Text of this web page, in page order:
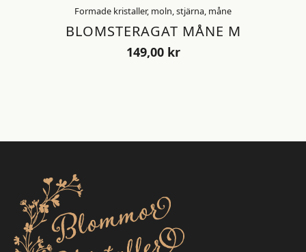
Formade kristaller, moln, stjärna, måne
BLOMSTERAGAT MÅNE M
149,00 kr